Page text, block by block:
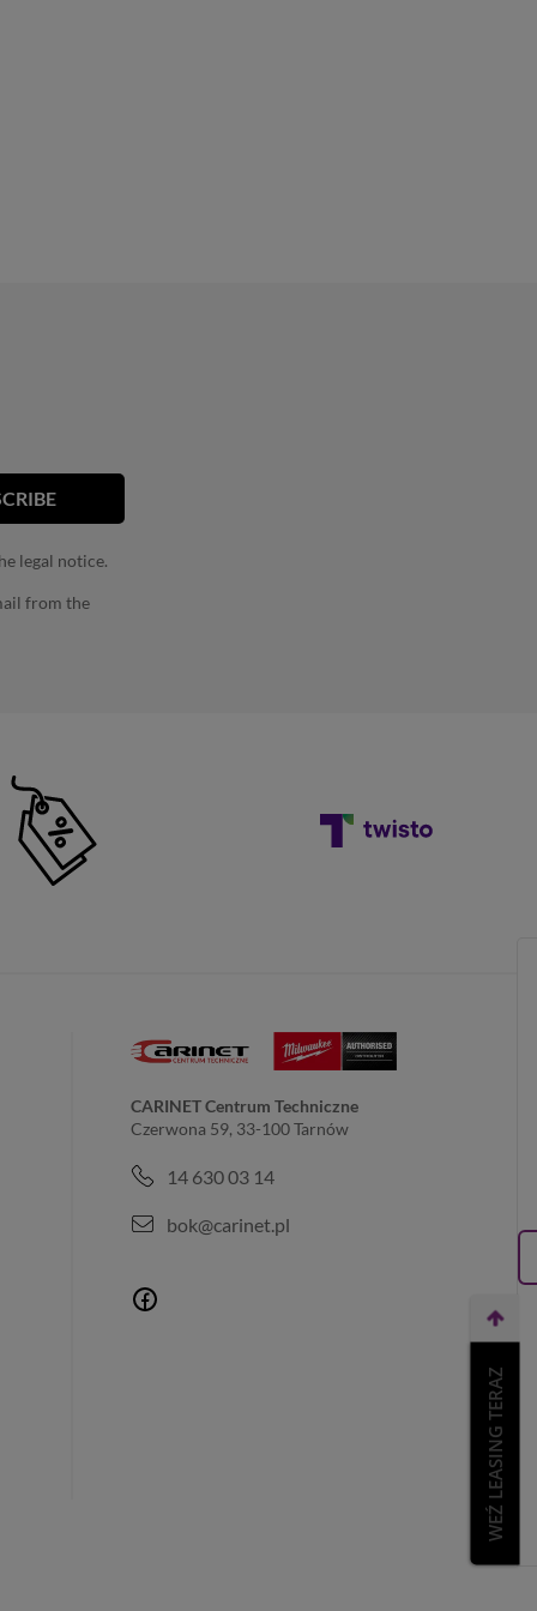
legal notice.
from the
CARINET Centrum Techniczne
Czerwona 59, 33-100 Tarnów
14 630 03 14
bok@carinet.pl
WEŹ LEASING TERAZ